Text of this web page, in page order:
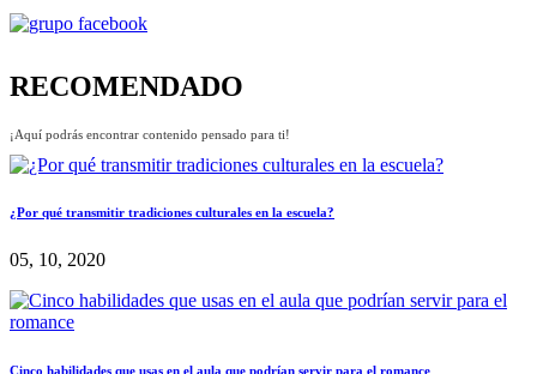
RECOMENDADO
¡Aquí podrás encontrar contenido pensado para ti!
¿Por qué transmitir tradiciones culturales en la escuela?
05, 10, 2020
Cinco habilidades que usas en el aula que podrían servir para el romance